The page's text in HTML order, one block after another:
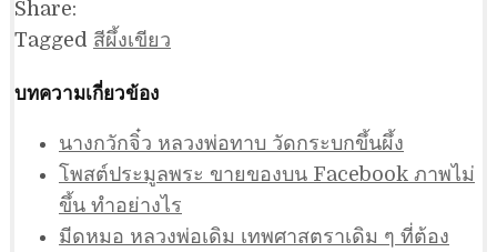
Share:
Tagged สีผึ้งเขียว
บทความเกี่ยวข้อง
นางกวักจิ๋ว หลวงพ่อทาบ วัดกระบกขึ้นผึ้ง
โพสต์ประมูลพระ ขายของบน Facebook ภาพไม่
ขึ้น ทำอย่างไร
มีดหมอ หลวงพ่อเดิม เทพศาสตราเดิม ๆ ที่ต้อง